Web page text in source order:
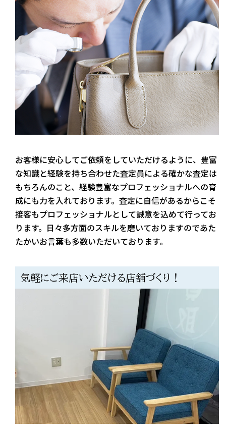
お客様に安心してご依頼をしていただけるように、豊富
な知識と経験を持ち合わせた査定員による確かな査定は
もちろんのこと、経験豊富なプロフェッショナルへの育
成にも力を入れております。査定に自信があるからこそ
接客もプロフェッショナルとして誠意を込めて行ってお
ります。日々多方面のスキルを磨いておりますのであた
たかいお言葉も多数いただいております。
気軽にご来店いただける店舗づくり！